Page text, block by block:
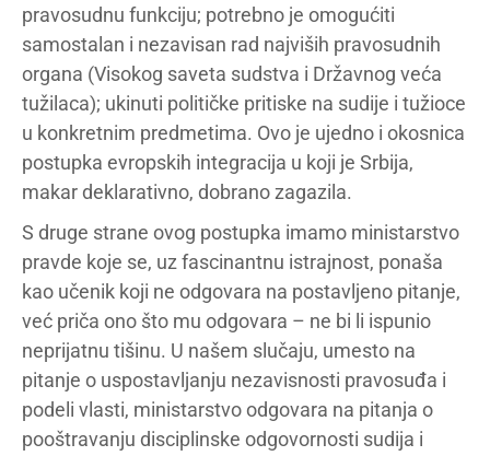
pravosudnu funkciju; potrebno je omogućiti
samostalan i nezavisan rad najviših pravosudnih
organa (Visokog saveta sudstva i Državnog veća
tužilaca); ukinuti političke pritiske na sudije i tužioce
u konkretnim predmetima. Ovo je ujedno i okosnica
postupka evropskih integracija u koji je Srbija,
makar deklarativno, dobrano zagazila.
S druge strane ovog postupka imamo ministarstvo
pravde koje se, uz fascinantnu istrajnost, ponaša
kao učenik koji ne odgovara na postavljeno pitanje,
već priča ono što mu odgovara – ne bi li ispunio
neprijatnu tišinu. U našem slučaju, umesto na
pitanje o uspostavljanju nezavisnosti pravosuđa i
podeli vlasti, ministarstvo odgovara na pitanja o
pooštravanju disciplinske odgovornosti sudija i